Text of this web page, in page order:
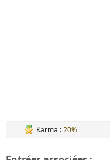
Karma :20%